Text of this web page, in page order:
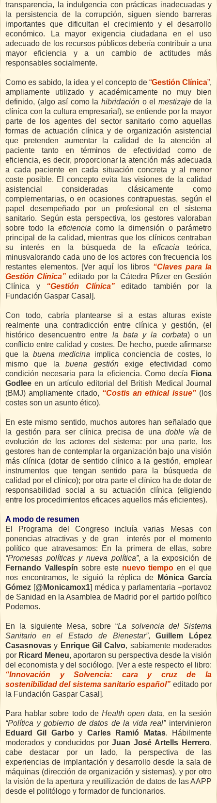
transparencia, la indulgencia con prácticas inadecuadas y
la persistencia de la corrupción, siguen siendo barreras
importantes que dificultan el crecimiento y el desarrollo
económico. La mayor exigencia ciudadana en el uso
adecuado de los recursos públicos debería contribuir a una
mayor eficiencia y a un cambio de actitudes más
responsables socialmente.
Como es sabido, la idea y el concepto de “Gestión Clínica”,
ampliamente utilizado y académicamente no muy bien
definido, (algo así como la hibridación o el mestizajede la
clínica con la cultura empresarial), se entiende por la mayor
parte de los agentes del sector sanitario como aquellas
formas de actuación clínica y de organización asistencial
que pretenden aumentar la calidad de la atención al
paciente tanto en términos de efectividad como de
eficiencia, es decir, proporcionar la atención más adecuada
a cada paciente en cada situación concreta y al menor
coste posible. El concepto evita las visiones de la calidad
asistencial consideradas clásicamente como
complementarias, o en ocasiones contrapuestas, según el
papel desempeñado por un profesional en el sistema
sanitario. Según esta perspectiva, los gestores valoraban
sobre todo laeficiencia como la dimensión o parámetro
principal de la calidad, mientras que los clínicos centraban
su interés en la búsqueda de la eficaciateórica,
minusvalorando cada uno de los actores con frecuencia los
restantes elementos. [Ver aquí los libros “Claves para la
Gestión Clínica” editado por la Cátedra Pfizer en Gestión
Clínica y “Gestión Clínica”
editado también por la
Fundación Gaspar Casal].
Con todo, cabría plantearse si a estas alturas existe
realmente una contradicción entre clínica y gestión, (el
histórico desencuentro entre la bata y la corbata) o un
conflicto entre calidad y costes. De hecho, puede afirmarse
que la buena medicina implica conciencia de costes, lo
mismo que labuena gestiónexige efectividad como
condición necesaria para la eficiencia. Como decía Fiona
Godlee en un artículo editorial del British Medical Journal
(BMJ) ampliamente citado, “Costis an ethical issue”(los
costes son un asunto ético).
En este mismo sentido, muchos autores han señalado que
la gestión para ser clínica precisa de una doble víade
evolución de los actores del sistema: por una parte, los
gestores han de contemplar la organización bajo una visión
más clínica (dotar de sentido clínico a la gestión, emplear
instrumentos que tengan sentido para la búsqueda de
calidad por el clínico); por otra parte el clínico ha de dotar de
responsabilidad social a su actuación clínica (eligiendo
entre los procedimientos eficaces aquellos más eficientes).
A modo de resumen
El Programa del Congreso incluía varias Mesas con
ponencias atractivas y de gran interés por el momento
político que atravesamos: En la primera de ellas, sobre
“Promesas políticas y nueva política”, a la exposición de
Fernando Vallespín sobre este nuevo tiempo en el que
nos encontramos, le siguió la réplica de
Mónica García
Gómez [@Monicamox1] médica y parlamentaria –portavoz
de Sanidad en la Asamblea de Madrid por el partido político
Podemos.
En la siguiente Mesa, sobre “La solvencia del Sistema
Sanitario en el Estado de Bienestar”,Guillem López
Casasnovas y Enrique Gil Calvo, sabiamente moderados
por Ricard Meneu, aportaron su perspectiva desde la visión
del economista y del sociólogo. [Ver a este respecto el libro:
“Innovación y Solvencia: cara y cruz de la
sostenibilidad del sistema sanitario español” editado por
la Fundación Gaspar Casal].
Para hablar sobre todo de Health open data, en la sesión
“Política y gobierno de datos de la vida real”intervinieron
Eduard Gil Garboy Carles Ramió Matas. Hábilmente
moderados y conducidos porJuan José Artells Herrero,
cabe destacar por un lado, la perspectiva de las
experiencias de implantación y desarrollo desde la sala de
máquinas (dirección de organización y sistemas), y por otro
la visión de la apertura y reutilización de datos de las AAPP
desde el politólogo y formador de funcionarios.